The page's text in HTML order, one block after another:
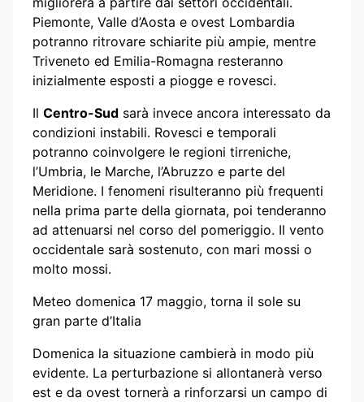
Piemonte, Valle d’Aosta e ovest Lombardia
potranno ritrovare schiarite più ampie, mentre
Triveneto ed Emilia-Romagna resteranno
inizialmente esposti a piogge e rovesci.
Il Centro-Sud sarà invece ancora interessato da
condizioni instabili. Rovesci e temporali
potranno coinvolgere le regioni tirreniche,
l’Umbria, le Marche, l’Abruzzo e parte del
Meridione. I fenomeni risulteranno più frequenti
nella prima parte della giornata, poi tenderanno
ad attenuarsi nel corso del pomeriggio. Il vento
occidentale sarà sostenuto, con mari mossi o
molto mossi.
Meteo domenica 17 maggio, torna il sole su
gran parte d’Italia
Domenica la situazione cambierà in modo più
evidente. La perturbazione si allontanerà verso
est e da ovest tornerà a rinforzarsi un campo di